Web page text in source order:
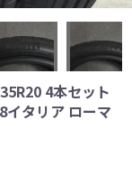
4本セット
イタリア ローマ